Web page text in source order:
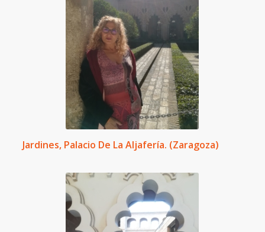
Jardines, Palacio De La Aljafería. (Zaragoza)